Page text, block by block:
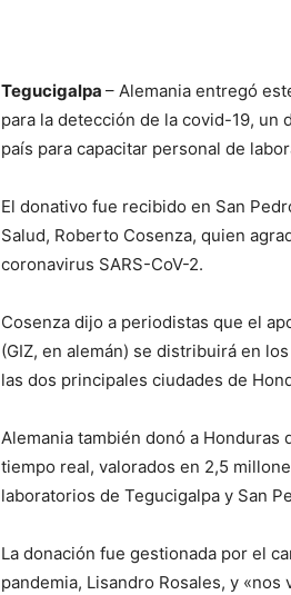
Tegucigalpa – Alemania entregó
para la detección de la covid-19, un
país para capacitar personal de
El donativo fue recibido en San
Salud, Roberto Cosenza, quien
coronavirus SARS-CoV-2.
Cosenza dijo a periodistas que el
(GIZ, en alemán) se distribuirá en
las dos principales ciudades de
Alemania también donó a Honduras
tiempo real, valorados en 2,5
laboratorios de Tegucigalpa y San
La donación fue gestionada por el
pandemia, Lisandro Rosales, y